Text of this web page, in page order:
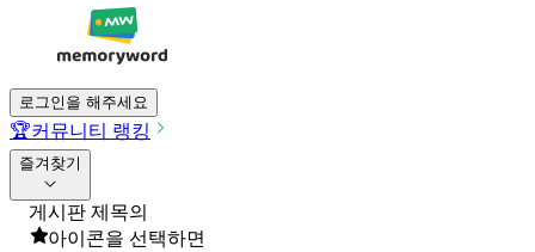
로그인을 해주세요
🏆커뮤니티 랭킹
즐겨찾기
게시판 제목의
아이콘을 선택하면